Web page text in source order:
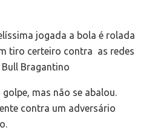
jogada a bola é rolada
tiro certeiro contra as redes
Bull Bragantino
mas não se abalou.
contra um adversário